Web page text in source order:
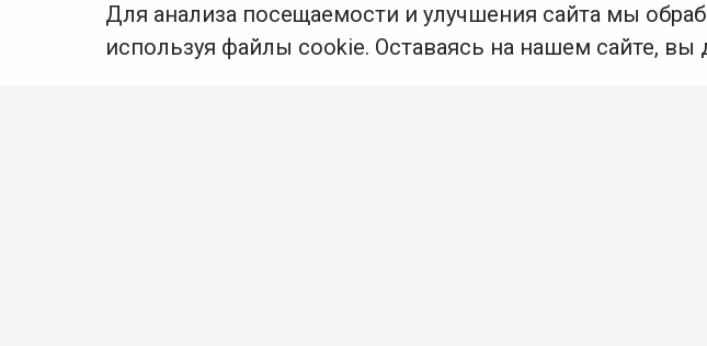
Для анализа посещаемости и улучшения сайта мы
используя файлы cookie. Оставаясь на нашем сайте, вы